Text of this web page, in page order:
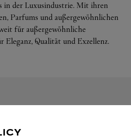
in der Luxusindustrie. Mit ihren
Parfums und außergewöhnlichen
für außergewöhnliche
Eleganz, Qualität und Exzellenz.
Tab